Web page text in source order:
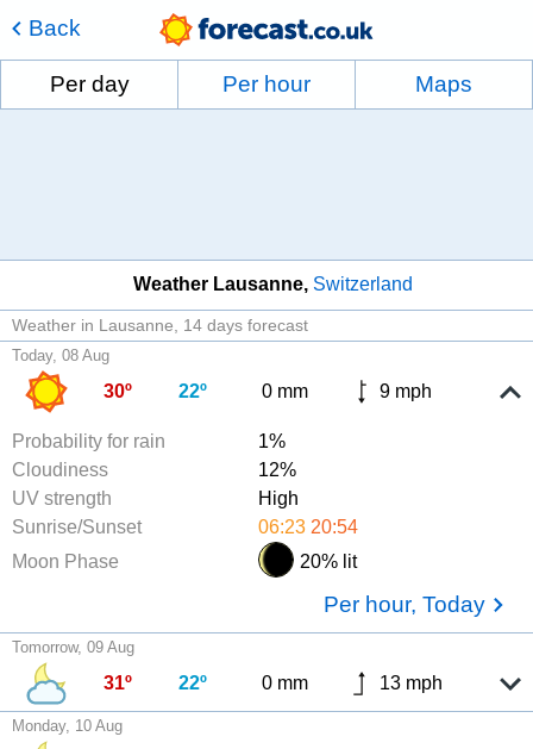
Back
Per day Per hour Maps
Weather Lausanne Switzerland
Weather in Lausanne 14 days forecast
Today, 08 Aug
30º 22º 0 mm 9 mph
Probability for rain
1%
Cloudiness
12%
UV strength
High
Sunrise/Sunset
06:23 20:54
Moon Phase
20% lit
Per hour, Today
Tomorrow, 09 Aug
31º 22º 0 mm 13 mph
Monday, 10 Aug